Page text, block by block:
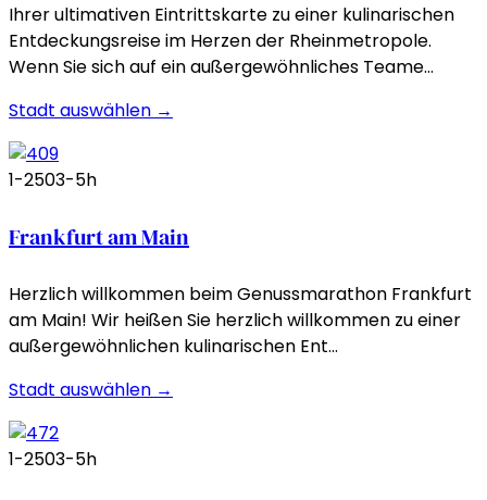
Ihrer ultimativen Eintrittskarte zu einer kulinarischen
Entdeckungsreise im Herzen der Rheinmetropole.
Wenn Sie sich auf ein außergewöhnliches Teame…
Stadt auswählen →
1-2503-5h
Frankfurt am Main
Herzlich willkommen beim Genussmarathon Frankfurt
am Main! Wir heißen Sie herzlich willkommen zu einer
außergewöhnlichen kulinarischen Ent…
Stadt auswählen →
1-2503-5h